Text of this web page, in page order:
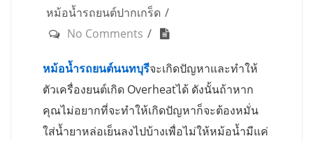
หม้อน้ำรถยนต์ปากเกร็ด
No Comments
หม้อน้ำรถยนต์นนทบุรีจะเกิดปัญหาและทำให้
ตัวเครื่องยนต์เกิด Overheatได้ ดังนั้นถ้าหาก
คุณไม่อยากที่จะทำให้เกิดปัญหาก็จะต้องหมั่น
ใส่น้ำยาหล่อเย็นลงไปบ้างเพื่อไม่ให้หม้อน้ำมีแค่